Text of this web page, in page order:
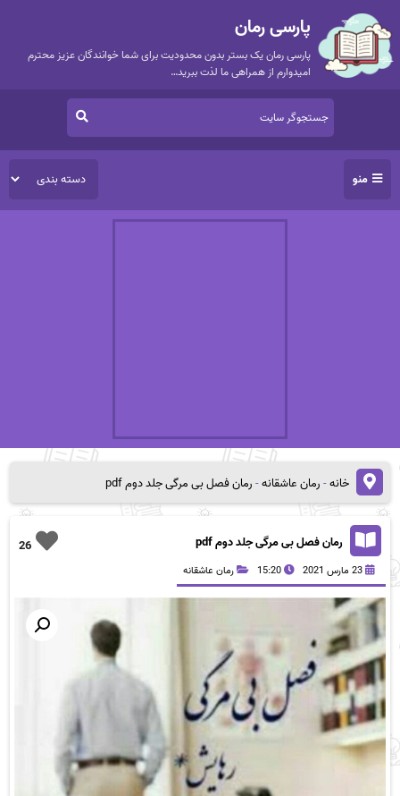
پارسی رمان
پارسی رمان یک بستر بدون محدودیت برای شما خوانندگان عزیز محترم
امیدوارم از همراهی ما لذت ببرید…
منو
خانه-رمان عاشقانه-رمان فصل بی مرگی جلد دوم pdf
26 رمان فصل بی مرگی جلد دوم pdf
23 مارس 2021 15:20 رمان عاشقانه